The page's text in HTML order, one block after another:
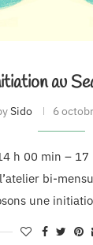
au
Sido 6
h 00 min – 17
bi-
une